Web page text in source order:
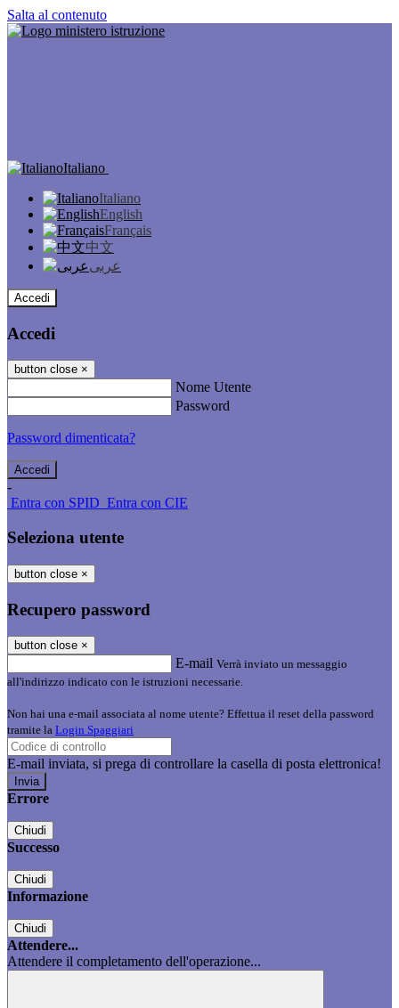
Salta al contenuto
Italiano
Italiano
English
Français
中文
عربى
Accedi
Accedi
button close ×
Nome Utente
Password
Password dimenticata?
-
Entra con SPID Entra con CIE
Seleziona utente
button close ×
Recupero password
button close ×
E-mail Verrà inviato un messaggio
all'indirizzo indicato con le istruzioni necessarie.
Non hai una e-mail associata al nome utente? Effettua il reset della password
tramite la Login Spaggiari
E-mail inviata, si prega di controllare la casella di posta elettronica!
Errore
Chiudi
Successo
Chiudi
Informazione
Chiudi
Attendere...
Attendere il completamento dell'operazione...